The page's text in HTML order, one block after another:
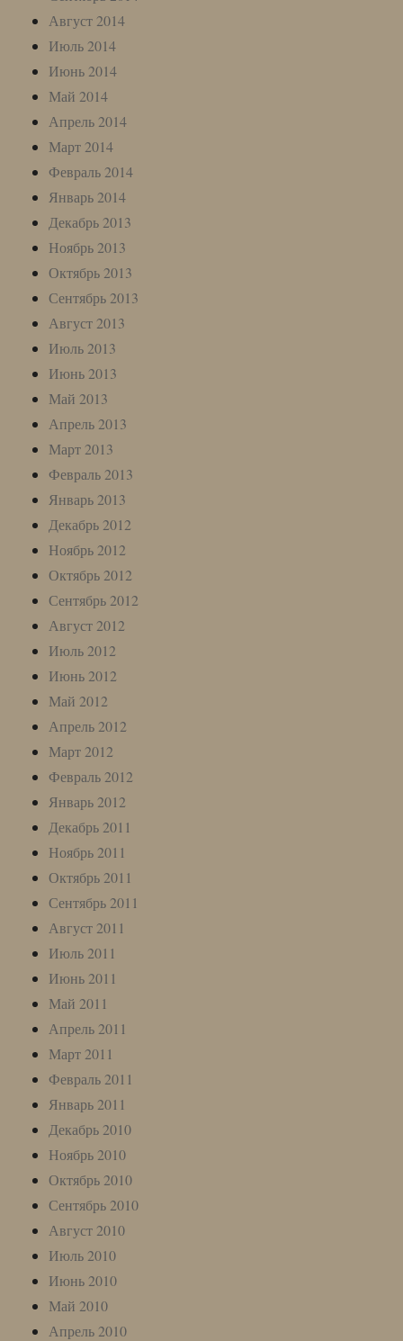
Август 2014
Июль 2014
Июнь 2014
Май 2014
Апрель 2014
Март 2014
Февраль 2014
Январь 2014
Декабрь 2013
Ноябрь 2013
Октябрь 2013
Сентябрь 2013
Август 2013
Июль 2013
Июнь 2013
Май 2013
Апрель 2013
Март 2013
Февраль 2013
Январь 2013
Декабрь 2012
Ноябрь 2012
Октябрь 2012
Сентябрь 2012
Август 2012
Июль 2012
Июнь 2012
Май 2012
Апрель 2012
Март 2012
Февраль 2012
Январь 2012
Декабрь 2011
Ноябрь 2011
Октябрь 2011
Сентябрь 2011
Август 2011
Июль 2011
Июнь 2011
Май 2011
Апрель 2011
Март 2011
Февраль 2011
Январь 2011
Декабрь 2010
Ноябрь 2010
Октябрь 2010
Сентябрь 2010
Август 2010
Июль 2010
Июнь 2010
Май 2010
Апрель 2010